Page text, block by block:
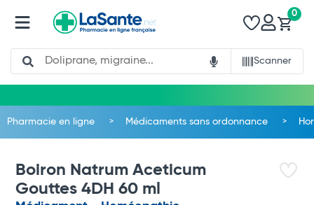
Search
Scanner
0
Pharmacie en ligne Médicaments sans ordonnance
Boiron Natrum Aceticum
Gouttes 4DH 60 ml